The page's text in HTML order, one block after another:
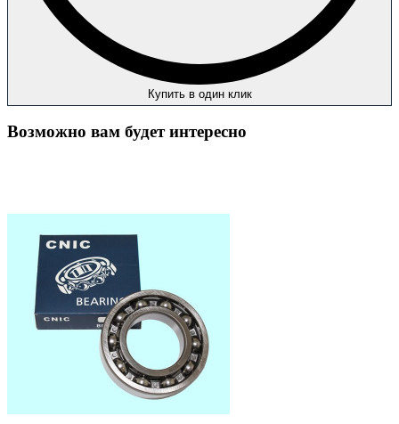
Купить в один клик
Возможно вам будет интересно